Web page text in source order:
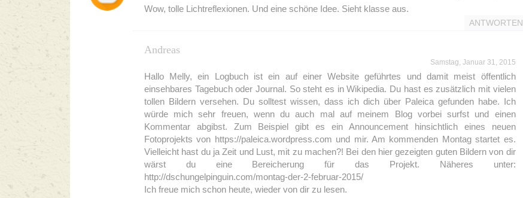
Wow, tolle Lichtreflexionen. Und eine schöne Idee. Sieht klasse aus.
ANTWORTEN
Andreas
Samstag, Januar 31, 2015
Hallo Melly, ein Logbuch ist ein auf einer Website geführtes und damit meist öffentlich
einsehbares Tagebuch oder Journal. So steht es in Wikipedia. Du hast es zusätzlich mit vielen
tollen Bildern versehen. Du solltest wissen, dass ich dich über Paleica gefunden habe. Ich
würde mich sehr freuen, wenn du auch mal auf meinem Blog vorbei surfst und einen
Kommentar abgibst. Zum Beispiel gibt es ein Announcement hinsichtlich eines neuen
Fotoprojekts von https://paleica.wordpress.com und mir. Am kommenden Montag startet es.
Vielleicht hast du ja Zeit und Lust, mit zu machen?! Bei den hier gezeigten guten Bildern von dir
wärst du eine Bereicherung für das Projekt. Näheres unter:
http://dschungelpinguin.com/montag-der-2-februar-2015/
Ich freue mich schon heute, wieder von dir zu lesen.